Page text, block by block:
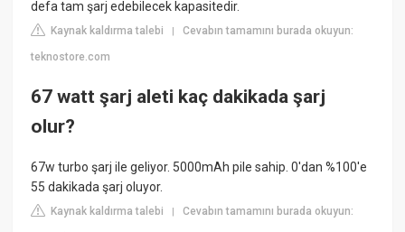
defa tam şarj edebilecek kapasitedir.
Kaynak kaldırma talebi |Cevabın tamamını burada okuyun:
teknostore.com
67 watt şarj aleti kaç dakikada şarj
olur?
67w turbo şarj ile geliyor. 5000mAh pile sahip. 0'dan %100'e
55 dakikada şarj oluyor.
Kaynak kaldırma talebi |Cevabın tamamını burada okuyun: